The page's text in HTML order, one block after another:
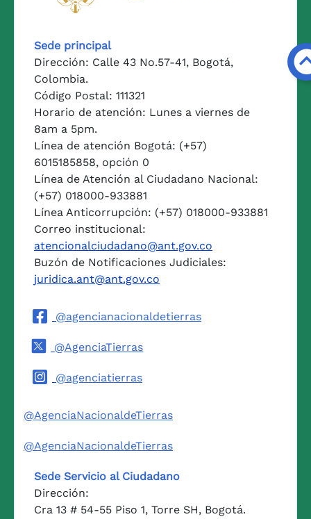
Sede principal
Dirección: Calle 43 No.57-41, Bogotá,
Colombia.
Código Postal: 111321
Horario de atención: Lunes a viernes de
8am a 5pm.
Línea de atención Bogotá: (+57)
6015185858, opción 0
Línea de Atención al Ciudadano Nacional:
(+57) 018000-933881
Línea Anticorrupción: (+57) 018000-933881
Correo institucional:
atencionalciudadano@ant.gov.co
Buzón de Notificaciones Judiciales:
juridica.ant@ant.gov.co
@agencianacionaldetierras
@AgenciaTierras
@agenciatierras
@AgenciaNacionaldeTierras
@AgenciaNacionaldeTierras
Sede Servicio al Ciudadano
Dirección:
Cra 13 # 54-55 Piso 1, Torre SH, Bogotá.